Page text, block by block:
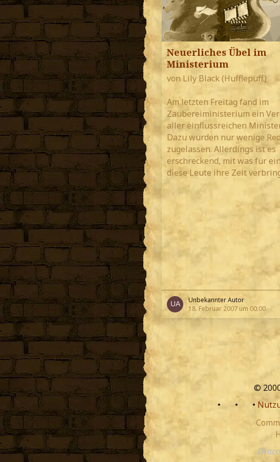
Neuerliches Übel im
Ministerium
von Lily Black (Hufflepuff)
Am letzten Freitag fand im
Zaubereiministerium ein
aller einflussreichen
Dazu wurden nur wenige
zugelassen. Allerdings ist es
erschreckend, mit was für
diese Leute ihre Zeit
Unbekannter Autor
18. Februar 2007 um 00:00
©
•
• •